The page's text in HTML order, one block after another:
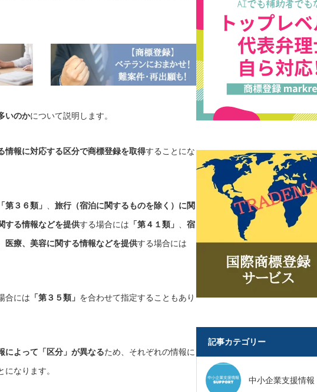
いのかについて説明します。
情報に対応する区分で商標登録を取得することにな
「第３６類」
旅行（宿泊に関するものを除く）に関
する情報などを提供する場合には 「第４１類」
宿
医療、美容に関する情報などを提供する場合には
合には 「第３５類」 を合わせて指定することもあり
によって「区分」が異なるため、それぞれの情報に
なります。
記事カテゴリー
中小企業支援情報